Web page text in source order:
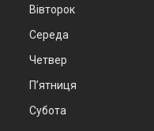
Вівторок
Середа
Четвер
Пʼятниця
Субота